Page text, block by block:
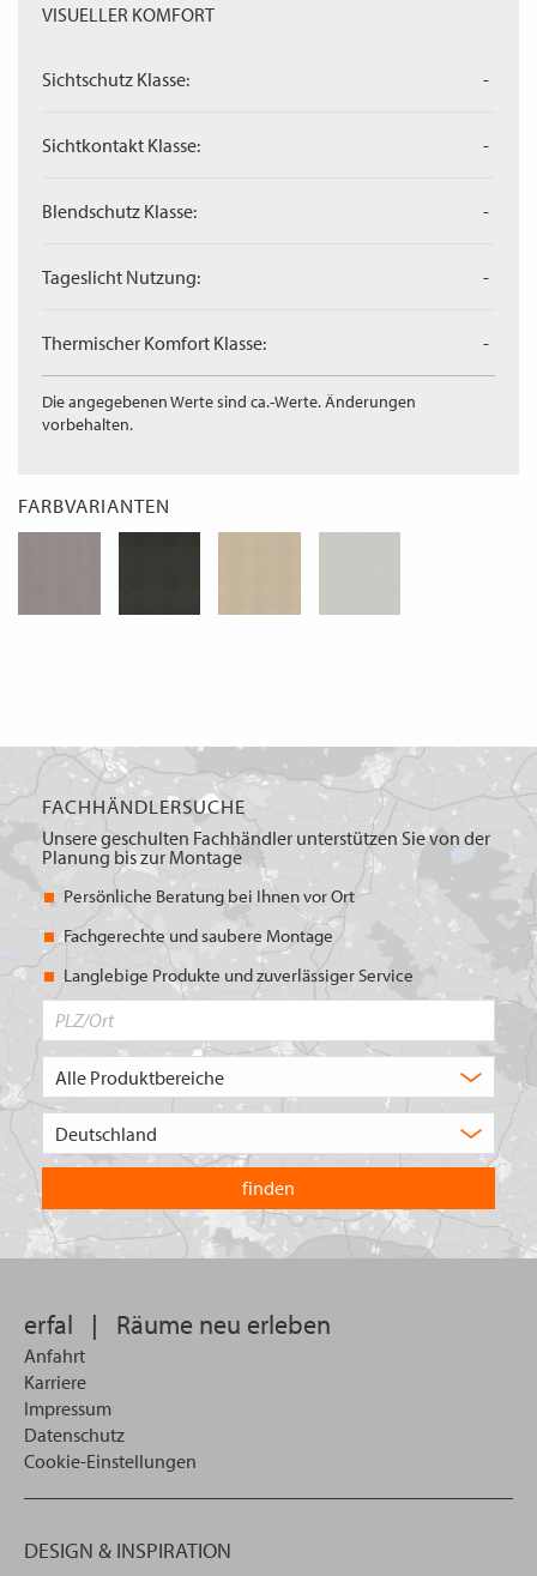
VISUELLER KOMFORT
Sichtschutz Klasse: -
Sichtkontakt Klasse: -
Blendschutz Klasse: -
Tageslicht Nutzung: -
Thermischer Komfort Klasse: -
Die angegebenen Werte sind ca.-Werte. Änderungen
vorbehalten.
FARBVARIANTEN
FACHHÄNDLERSUCHE
Unsere geschulten Fachhändler unterstützen Sie von der
Planung bis zur Montage
Persönliche Beratung bei Ihnen vor Ort
Fachgerechte und saubere Montage
Langlebige Produkte und zuverlässiger Service
in
welchem
Land
Sie
suchen
erfal | Räume neu erleben
Anfahrt
Karriere
Impressum
Datenschutz
Cookie-Einstellungen
DESIGN & INSPIRATION